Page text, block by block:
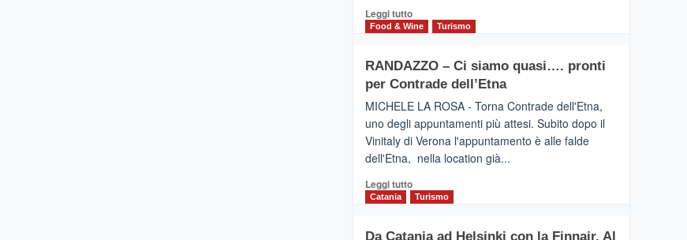
PRESENTA
IL
SUMMER
BOOK
CLUB
Leggi tuttoLeggi
di
VIAGRANDE
(Ct)
–
presenta
“Vino
&
2026”.
Le
dell’enoturismo
Food & Wine Turismo
RANDAZZO – Ci siamo quasi…. pronti
per Contrade dell’Etna
MICHELE LA ROSA - Torna Contrade dell'Etna,
uno degli appuntamenti più attesi. Subito dopo il
Vinitaly di Verona l'appuntamento è alle falde
dell'Etna, nella location già...
Leggi tuttoLeggi
di
Catania Turismo
Da Catania ad Helsinki con la Finnair. Al